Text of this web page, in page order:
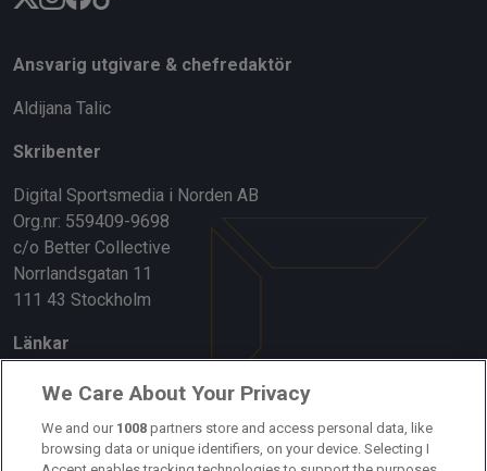
Ansvarig utgivare & chefredaktör
Aldijana Talic
Skribenter
Digital Sportsmedia i Norden AB
Org.nr: 559409-9698
c/o Better Collective
Norrlandsgatan 11
111 43 Stockholm
Länkar
Om oss
Kontakta oss
We Care About Your Privacy
We and our 1008 partners store and access personal data, like
browsing data or unique identifiers, on your device. Selecting I